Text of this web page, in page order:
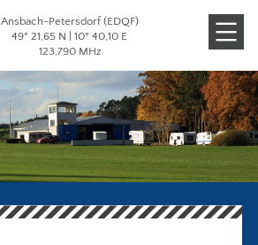
Ansbach-Petersdorf (EDQF)
49° 21,65 N | 10° 40,10 E
123,790 MHz